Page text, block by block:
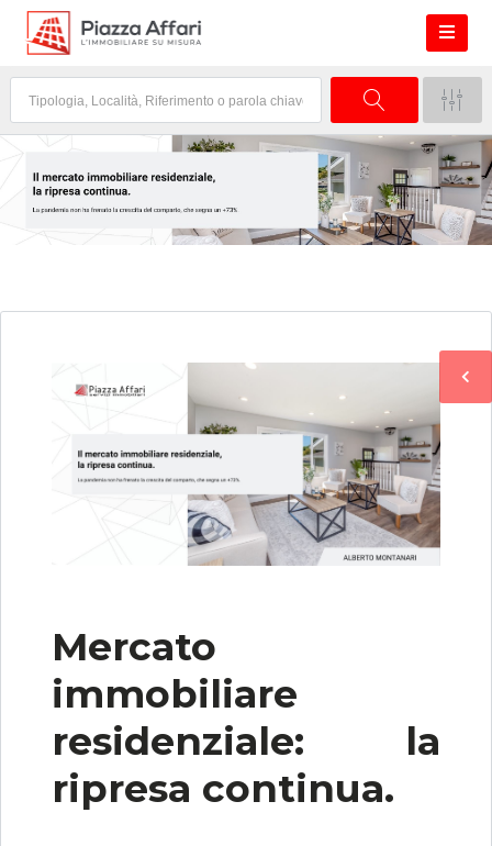
Mercato
immobiliare
residenziale: la
ripresa continua.